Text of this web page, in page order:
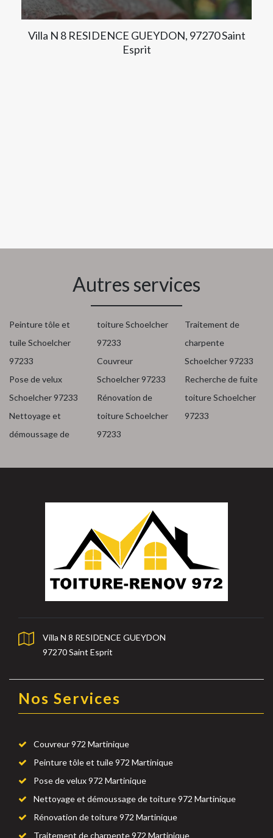
Villa N 8 RESIDENCE GUEYDON, 97270 Saint
Esprit
Autres services
Peinture tôle et
tuile Schoelcher
97233
Pose de velux
Schoelcher 97233
Nettoyage et
démoussage de
toiture Schoelcher
97233
Couvreur
Schoelcher 97233
Rénovation de
toiture Schoelcher
97233
Traitement de
charpente
Schoelcher 97233
Recherche de fuite
toiture Schoelcher
97233
Villa N 8 RESIDENCE GUEYDON
97270 Saint Esprit
Nos Services
Couvreur 972 Martinique
Peinture tôle et tuile 972 Martinique
Pose de velux 972 Martinique
Nettoyage et démoussage de toiture 972 Martinique
Rénovation de toiture 972 Martinique
Traitement de charpente 972 Martinique